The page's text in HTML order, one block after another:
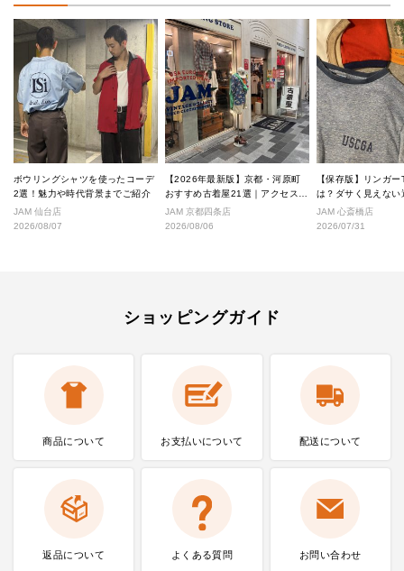
ボウリングシャツを使ったコーデ
2選！魅力や時代背景までご紹介
JAM 仙台店
2026/08/07
【2026年最新版】京都・河原町
おすすめ古着屋21選｜アクセス良
好な絶対行くべきショップ厳選！
JAM 京都四条店
2026/08/06
【保存版】リンガ
は？ダサく見えない
なし完全ガイド
JAM 心斎橋店
2026/07/31
ショッピングガイド
商品について お支払いについて 配送について
返品について よくある質問 お問い合わせ